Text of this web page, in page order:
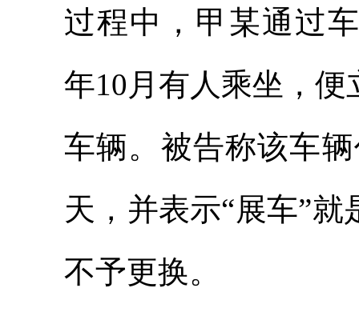
过程中，甲某通过
年10月有人乘坐，
车辆。被告称该车
天，并表示“展车”
不予更换。